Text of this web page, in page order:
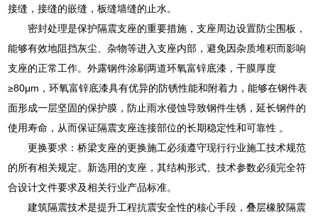
接缝，接缝的嵌缝，板缝墙缝的止水。
密封处理是保护隔震支座的重要措施，支座周边设置防尘围板，
能够有效地阻挡灰尘、杂物等进入支座内部，避免因杂质堆积而影响
支座的正常工作。外露钢件涂刷两道环氧富锌底漆，干膜厚度
≥80μm，环氧富锌底漆具有优异的防锈性能和附着力，能够在钢件表
面形成一层坚固的保护膜，防止雨水侵蚀导致钢件生锈，延长钢件的
使用寿命，从而保证隔震支座连接部位的长期稳定性和可靠性 。
更换要求：桥梁支座的更换施工必须遵守现行行业施工技术规范
的所有相关规定。新选用的支座，其结构形式、技术参数必须完全符
合设计文件要求及相关行业产品标准。
建筑隔震技术是提升工程抗震安全性的核心手段，叠层橡胶隔震